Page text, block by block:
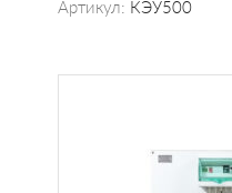
Артикул: КЭУ500